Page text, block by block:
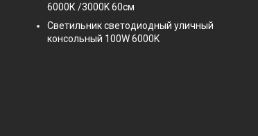
6000К /3000K 60см
Светильник светодиодный уличный
консольный 100W 6000K